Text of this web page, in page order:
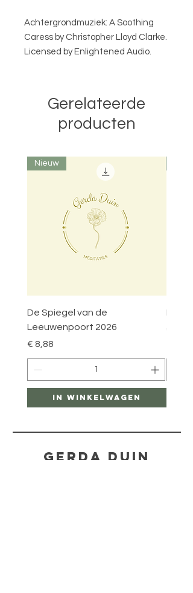
Achtergrondmuziek: A Soothing
Caress by Christopher Lloyd Clarke.
Licensed by Enlightened Audio.
Gerelateerde
producten
Nieuw
De Spiegel van de
Leeuwenpoort 2026
Prijs
€ 8,88
In winkelwagen
Poort
Gerda Duin